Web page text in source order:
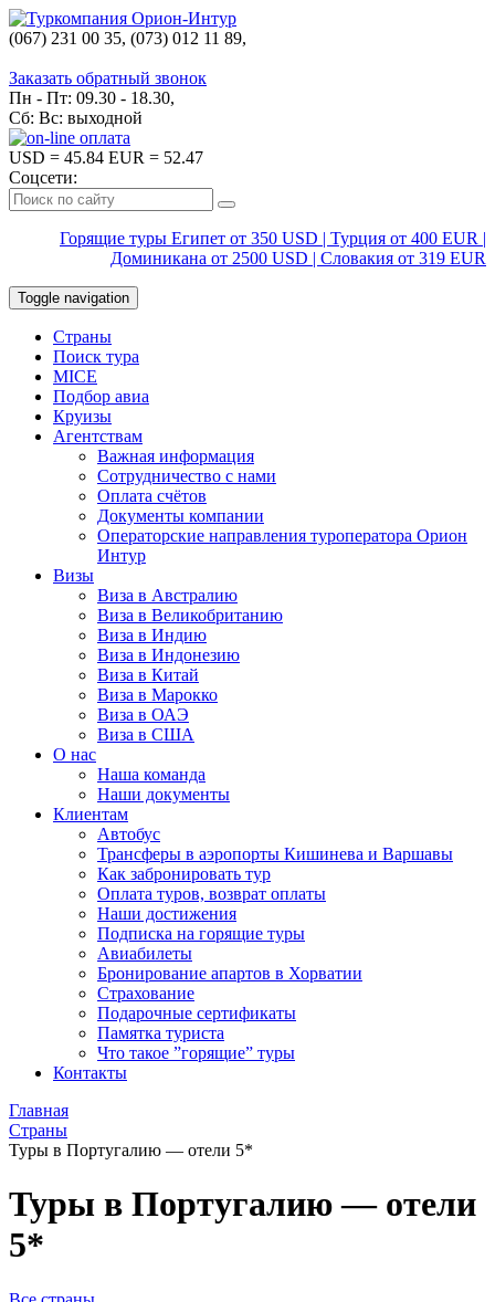
(067) 231 00 35, (073) 012 11 89,
Заказать обратный звонок
Пн - Пт: 09.30 - 18.30,
Сб: Вс: выходной
USD = 45.84 EUR = 52.47
Соцсети:
Горящие туры Египет от 350 USD | Турция от 400 EUR |
Доминикана от 2500 USD | Словакия от 319 EUR
Toggle navigation
Страны
Поиск тура
MICE
Подбор авиа
Круизы
Агентствам
Важная информация
Сотрудничество с нами
Оплата счётов
Документы компании
Операторские направления туроператора Орион
Интур
Визы
Виза в Австралию
Виза в Великобританию
Виза в Индию
Виза в Индонезию
Виза в Китай
Виза в Марокко
Виза в ОАЭ
Виза в США
О нас
Наша команда
Наши документы
Клиентам
Автобус
Трансферы в аэропорты Кишинева и Варшавы
Как забронировать тур
Оплата туров, возврат оплаты
Наши достижения
Подписка на горящие туры
Авиабилеты
Бронирование апартов в Хорватии
Страхование
Подарочные сертификаты
Памятка туриста
Что такое ”горящие” туры
Контакты
Главная
Страны
Туры в Португалию — отели 5*
Туры в Португалию — отели
5*